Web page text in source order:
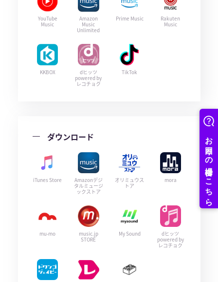
YouTube
Music
Amazon
Music
Unlimited
Prime Music
Rakuten
Music
KKBOX
dヒッツ
powered by
レコチョク
TikTok
ダウンロード
iTunes Store
Amazonデジ
タルミュージ
ックストア
オリミュウス
トア
mora
mu-mo
music.jp
STORE
My Sound
dヒッツ
powered by
レコチョク